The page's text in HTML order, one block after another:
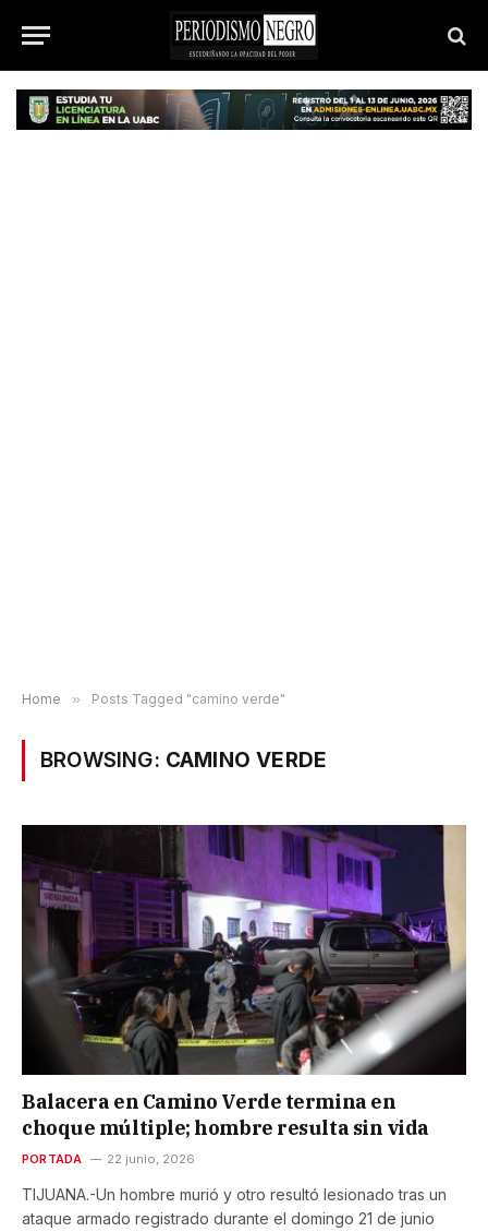
Home » Posts Tagged "camino verde"
BROWSING: CAMINO VERDE
Balacera en Camino Verde termina en
choque múltiple; hombre resulta sin vida
PORTADA 22 junio, 2026
TIJUANA.-Un hombre murió y otro resultó lesionado tras un
ataque armado registrado durante el domingo 21 de junio